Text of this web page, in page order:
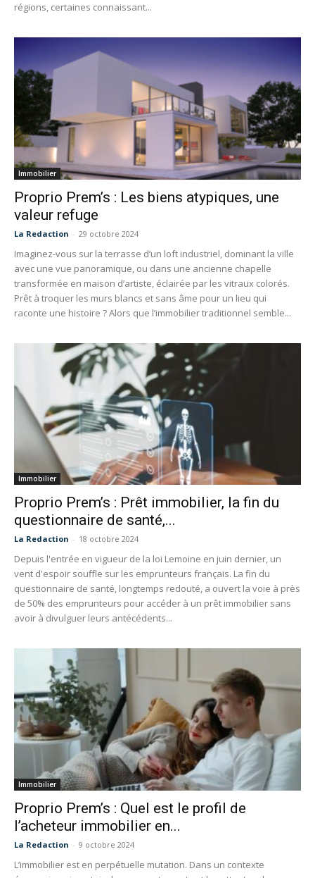
régions, certaines connaissant...
Immobilier
Proprio Prem’s : Les biens atypiques, une
valeur refuge
La Redaction - 29 octobre 2024
Imaginez-vous sur la terrasse d’un loft industriel, dominant la ville
avec une vue panoramique, ou dans une ancienne chapelle
transformée en maison d’artiste, éclairée par les vitraux colorés.
Prêt à troquer les murs blancs et sans âme pour un lieu qui
raconte une histoire ? Alors que l’immobilier traditionnel semble...
Immobilier
Proprio Prem’s : Prêt immobilier, la fin du
questionnaire de santé,...
La Redaction - 18 octobre 2024
Depuis l'entrée en vigueur de la loi Lemoine en juin dernier, un
vent d'espoir souffle sur les emprunteurs français. La fin du
questionnaire de santé, longtemps redouté, a ouvert la voie à près
de 50% des emprunteurs pour accéder à un prêt immobilier sans
avoir à divulguer leurs antécédents...
Immobilier
Proprio Prem’s : Quel est le profil de
l’acheteur immobilier en...
La Redaction - 9 octobre 2024
L’immobilier est en perpétuelle mutation. Dans un contexte